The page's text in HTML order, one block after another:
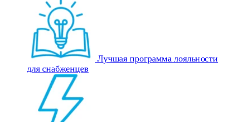
Лучшая программа лояльности
для снабженцев